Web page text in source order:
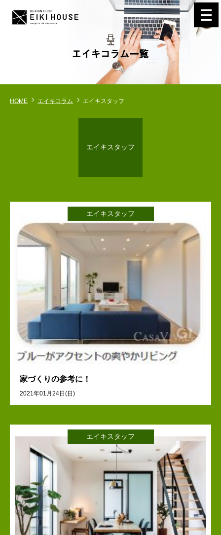
HOME エイキコラム エイキスタッフ
エイキスタッフ
エイキスタッフ
家づくりの参考に！
2021年01月24日(日)
エイキスタッフ